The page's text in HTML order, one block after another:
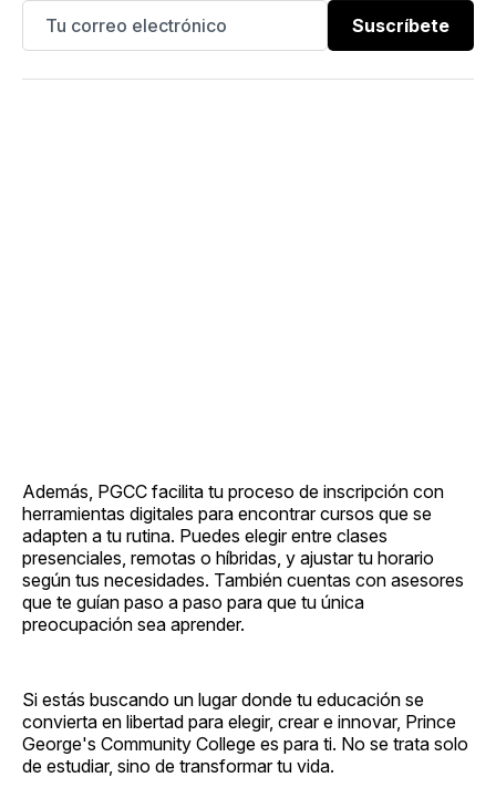
Suscríbete
Además, PGCC facilita tu proceso de inscripción con
herramientas digitales para encontrar cursos que se
adapten a tu rutina. Puedes elegir entre clases
presenciales, remotas o híbridas, y ajustar tu horario
según tus necesidades. También cuentas con asesores
que te guían paso a paso para que tu única
preocupación sea aprender.
Si estás buscando un lugar donde tu educación se
convierta en libertad para elegir, crear e innovar, Prince
George's Community College es para ti. No se trata solo
de estudiar, sino de transformar tu vida.